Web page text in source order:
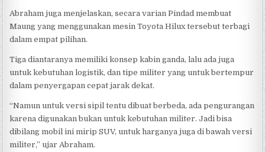
Abraham juga menjelaskan, secara varian Pindad membuat
Maung yang menggunakan mesin Toyota Hilux tersebut terbagi
dalam empat pilihan.
Tiga diantaranya memiliki konsep kabin ganda, lalu ada juga
untuk kebutuhan logistik, dan tipe militer yang untuk bertempur
dalam penyergapan cepat jarak dekat.
“Namun untuk versi sipil tentu dibuat berbeda, ada pengurangan
karena digunakan bukan untuk kebutuhan militer. Jadi bisa
dibilang mobil ini mirip SUV, untuk harganya juga di bawah versi
militer,” ujar Abraham.